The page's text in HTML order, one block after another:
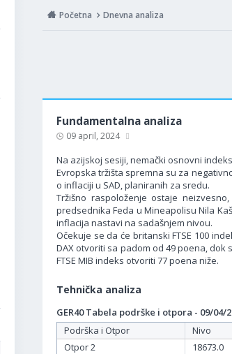
Početna Dnevna analiza
Fundamentalna analiza
09 april, 2024
Na azijskoj sesiji, nemački osnovni
Evropska tržišta spremna su za
o inflaciji u SAD, planiranih za sredu.
Tržišno raspoloženje ostaje
predsednika Feda u Mineapolisu Nila
inflacija nastavi na sadašnjem nivou.
Očekuje se da će britanski FTSE 100
DAX otvoriti sa padom od 49 poena,
FTSE MIB indeks otvoriti 77 poena niže.
Tehnička analiza
GER40 Tabela podrške i otpora - 09/04/
Podrška i Otpor
Nivo
Otpor 2
18673.0